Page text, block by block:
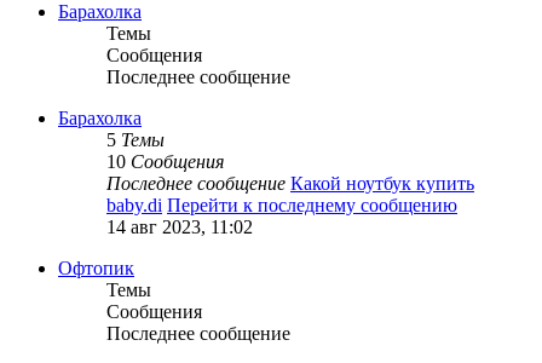
Барахолка
Темы
Сообщения
Последнее сообщение
Барахолка
5 Темы
10 Сообщения
Последнее сообщение Какой ноутбук купить
baby.di Перейти к последнему сообщению
14 авг 2023, 11:02
Офтопик
Темы
Сообщения
Последнее сообщение